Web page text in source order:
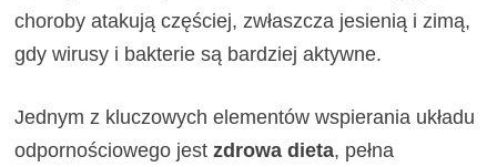
choroby atakują częściej, zwłaszcza jesienią i zimą,
gdy wirusy i bakterie są bardziej aktywne.
Jednym z kluczowych elementów wspierania układu
odpornościowego jestzdrowa dieta, pełna